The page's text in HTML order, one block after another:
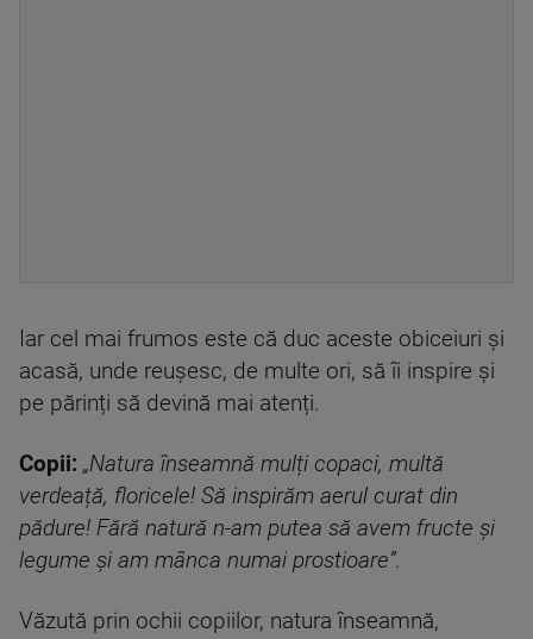
Iar cel mai frumos este că duc aceste obiceiuri și
acasă, unde reușesc, de multe ori, să îi inspire și
pe părinți să devină mai atenți.
Copii: „Natura înseamnă mulți copaci, multă
verdeață, floricele! Să inspirăm aerul curat din
pădure! Fără natură n-am putea să avem fructe și
legume și am mânca numai prostioare”.
Văzută prin ochii copiilor, natura înseamnă,